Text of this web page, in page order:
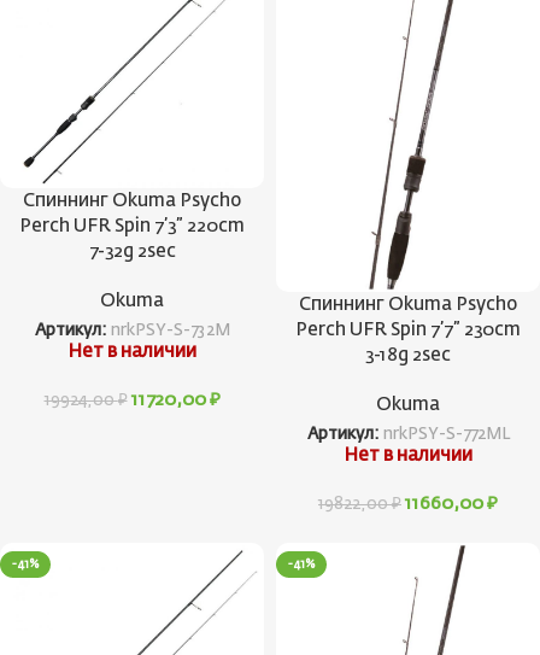
Спиннинг Okuma Psycho
Perch UFR Spin 7’3” 220cm
7-32g 2sec
Okuma
Артикул: nrkPSY-S-732M
Нет в наличии
19924,00₽ 11720,00 ₽
Спиннинг Okuma Psycho
Perch UFR Spin 7’7” 230cm
3-18g 2sec
Okuma
Артикул: nrkPSY-S-772ML
Нет в наличии
19822,00₽ 11660,00 ₽
-41% -41%